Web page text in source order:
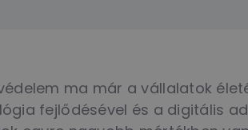
ma már a vállalatok
fejlődésével és a digitális